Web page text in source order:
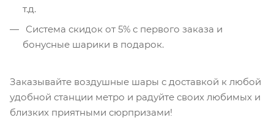
т.д.
Система скидок от 5% с первого заказа и
бонусные шарики в подарок.
Заказывайте воздушные шары с доставкой к любой
удобной станции метро и радуйте своих любимых и
близких приятными сюрпризами!